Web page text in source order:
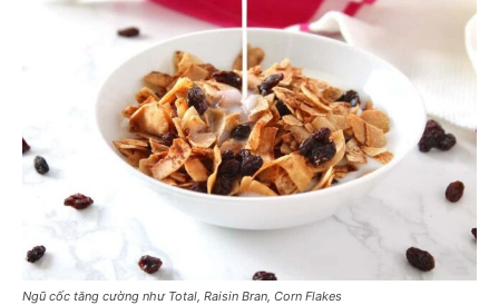
Ngũ cốc tăng cường như Total, Raisin Bran, Corn Flakes